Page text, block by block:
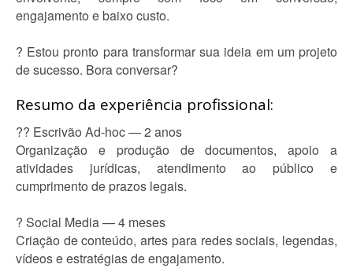
engajamento e baixo custo.
? Estou pronto para transformar sua ideia em um projeto
de sucesso. Bora conversar?
Resumo da experiência profissional:
?? Escrivão Ad-hoc — 2 anos
Organização e produção de documentos, apoio a
atividades jurídicas, atendimento ao público e
cumprimento de prazos legais.
? Social Media — 4 meses
Criação de conteúdo, artes para redes sociais, legendas,
vídeos e estratégias de engajamento.